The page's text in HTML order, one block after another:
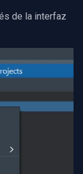
de la interfaz